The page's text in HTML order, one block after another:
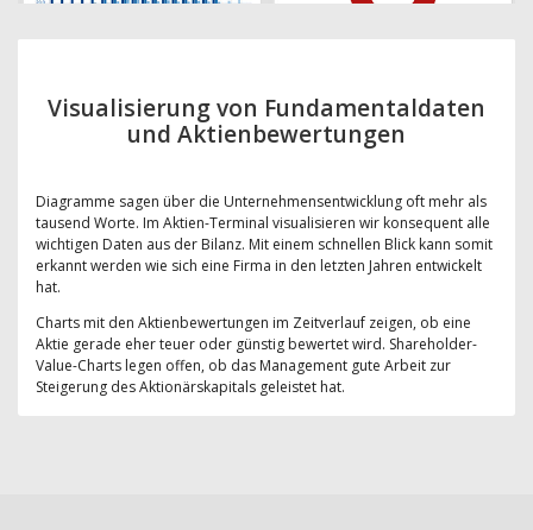
Visualisierung von Fundamentaldaten
und Aktienbewertungen
Diagramme sagen über die Unternehmensentwicklung oft mehr als
tausend Worte. Im Aktien-Terminal visualisieren wir konsequent alle
wichtigen Daten aus der Bilanz. Mit einem schnellen Blick kann somit
erkannt werden wie sich eine Firma in den letzten Jahren entwickelt
hat.
Charts mit den Aktienbewertungen im Zeitverlauf zeigen, ob eine
Aktie gerade eher teuer oder günstig bewertet wird. Shareholder-
Value-Charts legen offen, ob das Management gute Arbeit zur
Steigerung des Aktionärskapitals geleistet hat.